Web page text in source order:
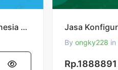
Jual Shared Hosting Server Indonesia Harga Perbulan
By ongky228 in
Rp.1888891